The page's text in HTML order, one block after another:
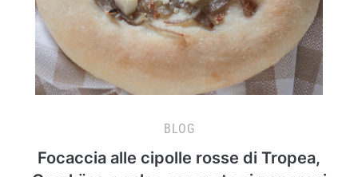
BLOG
Focaccia alle cipolle rosse di Tropea,